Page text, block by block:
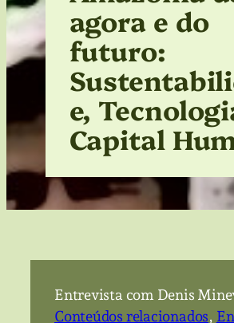
agora e do
futuro:
e,
Capital
Entrevista com Denis
Conteúdos relacionados,